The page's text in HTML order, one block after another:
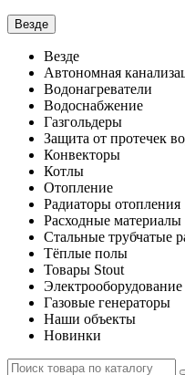
Везде
Везде
Автономная
Водонагреватели
Водоснабжение
Газгольдеры
Защита от протечек
Конвекторы
Котлы
Отопление
Радиаторы отопления
Расходные материалы
Стальные трубчатые
Тёплые полы
Товары Stout
Электрооборудование
Газовые генераторы
Наши объекты
Новинки